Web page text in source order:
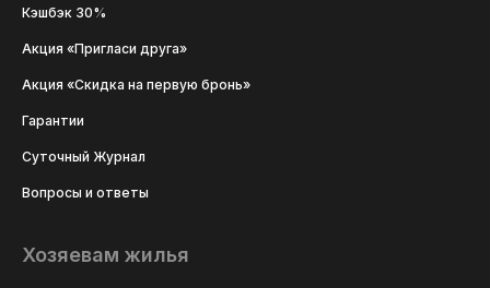
Кэшбэк 30%
Акция «Пригласи друга»
Акция «Скидка на первую бронь»
Гарантии
Суточный Журнал
Вопросы и ответы
Хозяевам жилья